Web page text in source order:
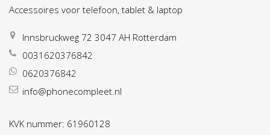
Accessoires voor telefoon, tablet & laptop
Innsbruckweg 72 3047 AH Rotterdam
0031620376842
0620376842
info@phonecompleet.nl
KVK nummer: 61960128